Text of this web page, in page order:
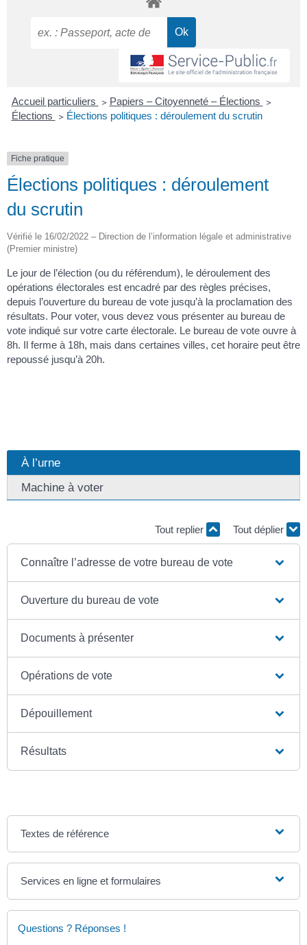
Accueil particuliers > Papiers – Citoyenneté – Élections >
Élections > Élections politiques : déroulement du scrutin
Fiche pratique
Élections politiques : déroulement
du scrutin
Vérifié le 16/02/2022 – Direction de l’information légale et administrative
(Premier ministre)
Le jour de l’élection (ou du référendum), le déroulement des
opérations électorales est encadré par des règles précises,
depuis l’ouverture du bureau de vote jusqu’à la proclamation des
résultats. Pour voter, vous devez vous présenter au bureau de
vote indiqué sur votre carte électorale. Le bureau de vote ouvre à
8h. Il ferme à 18h, mais dans certaines villes, cet horaire peut être
repoussé jusqu’à 20h.
À l’urne
Machine à voter
Tout replier Tout déplier
Connaître l’adresse de votre bureau de vote
Ouverture du bureau de vote
Documents à présenter
Opérations de vote
Dépouillement
Résultats
Textes de référence
Services en ligne et formulaires
Questions ? Réponses !